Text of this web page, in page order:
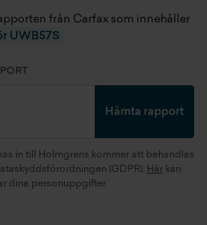
Begagnad
77 kWh AWD (266 kW)
från Carfax som innehåller
UWB57S
Hämta rapport
in till Holmgrens kommer att behandlas
(GDPR). Här kan
dina personuppgifter.